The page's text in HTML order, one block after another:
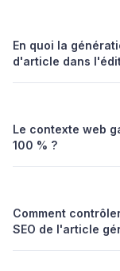
En quoi la
d'article dans
Le contexte web
100 % ?
Comment
SEO de l'article